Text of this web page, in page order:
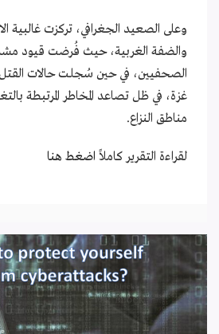
وعلى الصعيد الجغرافي، تركزت غالبية
والضفة الغربية، حيث فُرضت قيود
الصحفيين، في حين سُجلت حالات القتل
غزة، في ظل تصاعد المخاطر المرتبطة
مناطق النزاع.
لقراءة التقرير كاملاً اضغط هنا